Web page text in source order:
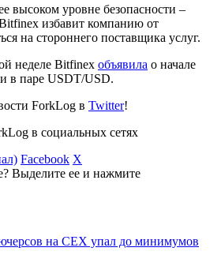
высоком уровне безопасности –
избавит компанию от
на стороннего поставщика услуг.
неделе Bitfinex объявила о начале
в паре USDT/USD.
ForkLog в Twitter!
в социальных сетях
Facebook X
Выделите ее и нажмите
на CEX упал до минимумов